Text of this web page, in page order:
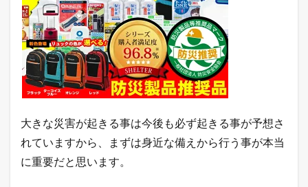
に
配
信
中
！
1.3
月
0
万
V
大きな災害が起きる事は今後も必ず起きる事が予想さ
れていますから、まずは身近な備えから行う事が本当
に重要だと思います。